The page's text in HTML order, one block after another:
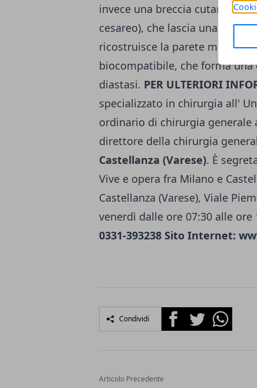
invece una breccia cutanea di
cesareo), che lascia una
ricostruisce la parete
biocompatibile, che forma
diastasi. PER ULTERIORI
specializzato in chirurgia all'
ordinario di chirurgia generale
direttore della chirurgia
Castellanza (Varese). È
Vive e opera fra Milano e
Castellanza (Varese), Viale
venerdì dalle ore 07:30 alle ore
0331-393238 Sito Internet:
Condividi FacebookTwitterWhatsapp
Articolo Precedente